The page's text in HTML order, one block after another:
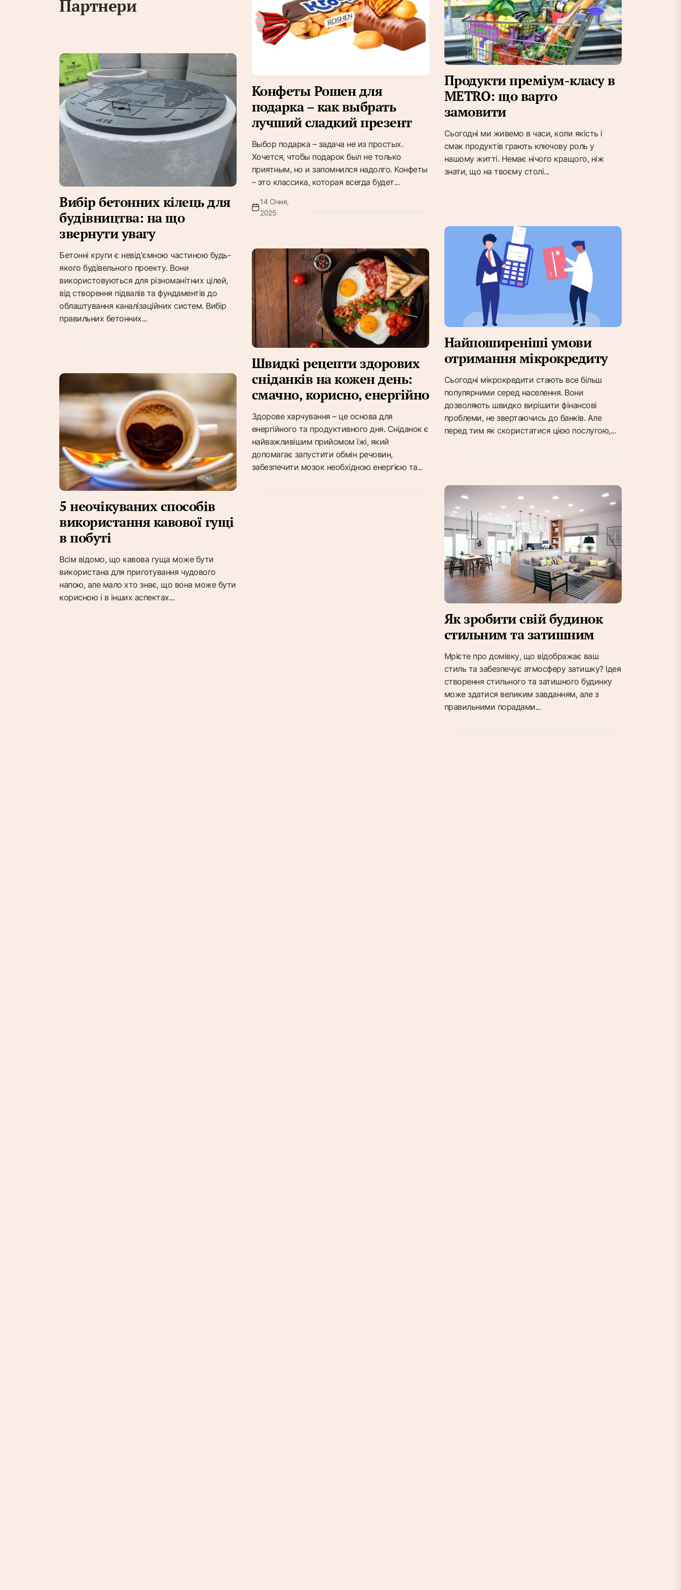
Партнери
Конфеты Рошен для
подарка – как выбрать
лучший сладкий презент
Выбор подарка – задача не из простых.
Хочется, чтобы подарок был не только
приятным, но и запомнился надолго. Конфеты
– это классика, которая всегда будет...
14 Січня,
2025
Продукти преміум-класу в
METRO: що варто
замовити
Сьогодні ми живемо в часи, коли якість і
смак продуктів грають ключову роль у
нашому житті. Немає нічого кращого, ніж
знати, що на твоєму столі...
Вибір бетонних кілець для
будівництва: на що
звернути увагу
Бетонні круги є невід'ємною частиною будь-
якого будівельного проекту. Вони
використовуються для різноманітних цілей,
від створення підвалів та фундаментів до
облаштування каналізаційних систем. Вибір
правильних бетонних...
Найпоширеніші умови
отримання мікрокредиту
Сьогодні мікрокредити стають все більш
популярними серед населення. Вони
дозволяють швидко вирішити фінансові
проблеми, не звертаючись до банків. Але
перед тим як скористатися цією послугою,...
Швидкі рецепти здорових
сніданків на кожен день:
смачно, корисно, енергійно
Здорове харчування – це основа для
енергійного та продуктивного дня. Сніданок є
найважливішим прийомом їжі, який
допомагає запустити обмін речовин,
забезпечити мозок необхідною енергією та...
5 неочікуваних способів
використання кавової гущі
в побуті
Всім відомо, що кавова гуща може бути
використана для приготування чудового
напою, але мало хто знає, що вона може бути
корисною і в інших аспектах...
Як зробити свій будинок
стильним та затишним
Мрієте про домівку, що відображає ваш
стиль та забезпечує атмосферу затишку? Ідея
створення стильного та затишного будинку
може здатися великим завданням, але з
правильними порадами...